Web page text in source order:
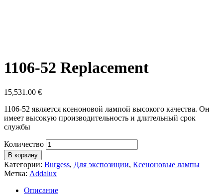
1106-52 Replacement
15,531.00 €
1106-52 является ксеноновой лампой высокого качества. Он
имеет высокую производительность и длительный срок
службы
Количество
В корзину
Категории: Burgess, Для экспозиции, Ксеноновые лампы
Метка: Addalux
Описание